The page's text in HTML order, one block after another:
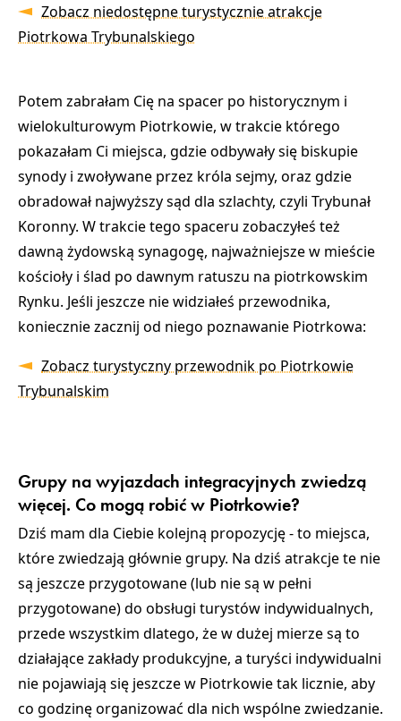
Zobacz niedostępne turystycznie atrakcje
Piotrkowa Trybunalskiego
Potem zabrałam Cię na spacer po historycznym i
wielokulturowym Piotrkowie, w trakcie którego
pokazałam Ci miejsca, gdzie odbywały się biskupie
synody i zwoływane przez króla sejmy, oraz gdzie
obradował najwyższy sąd dla szlachty, czyli Trybunał
Koronny. W trakcie tego spaceru zobaczyłeś też
dawną żydowską synagogę, najważniejsze w mieście
kościoły i ślad po dawnym ratuszu na piotrkowskim
Rynku. Jeśli jeszcze nie widziałeś przewodnika,
koniecznie zacznij od niego poznawanie Piotrkowa:
Zobacz turystyczny przewodnik po Piotrkowie
Trybunalskim
Grupy na wyjazdach integracyjnych zwiedzą
więcej. Co mogą robić w Piotrkowie?
Dziś mam dla Ciebie kolejną propozycję - to miejsca,
które zwiedzają głównie grupy. Na dziś atrakcje te nie
są jeszcze przygotowane (lub nie są w pełni
przygotowane) do obsługi turystów indywidualnych,
przede wszystkim dlatego, że w dużej mierze są to
działające zakłady produkcyjne, a turyści indywidualni
nie pojawiają się jeszcze w Piotrkowie tak licznie, aby
co godzinę organizować dla nich wspólne zwiedzanie.